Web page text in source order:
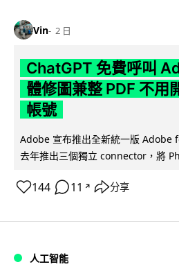
Vin 2 日
ChatGPT 免費呼叫
體修圖兼整 PDF 不用
帳號
Adobe 宣布推出全新統一版 Adobe
去年推出三個獨立 connector，將
144 11 ↗ 分享
人工智能